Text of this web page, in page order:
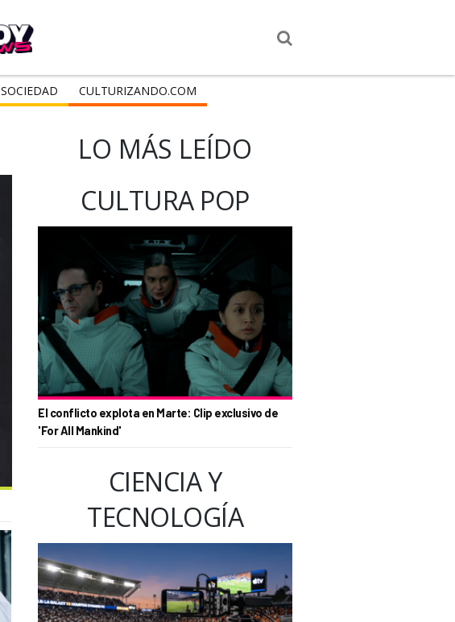
SOCIEDAD CULTURIZANDO.COM
LO MÁS LEÍDO
CULTURA POP
El conflicto explota en Marte: Clip exclusivo de
'For All Mankind'
CIENCIA Y
TECNOLOGÍA